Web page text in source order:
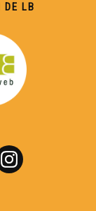
Secrets de
de Fred
de Fred
DE LB